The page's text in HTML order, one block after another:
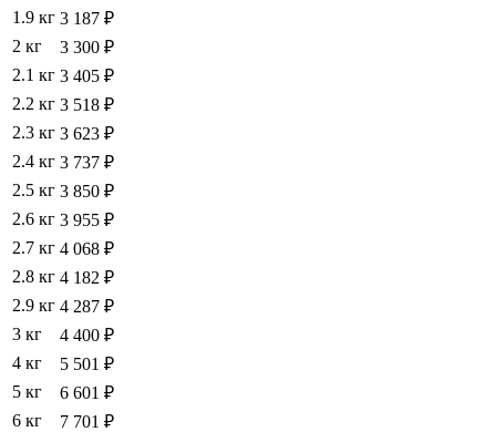
1.9 кг 3 187 ₽
2 кг
3 300 ₽
2.1 кг 3 405 ₽
2.2 кг 3 518 ₽
2.3 кг 3 623 ₽
2.4 кг 3 737 ₽
2.5 кг 3 850 ₽
2.6 кг 3 955 ₽
2.7 кг 4 068 ₽
2.8 кг 4 182 ₽
2.9 кг 4 287 ₽
3 кг
4 400 ₽
4 кг
5 501 ₽
5 кг
6 601 ₽
6 кг
7 701 ₽